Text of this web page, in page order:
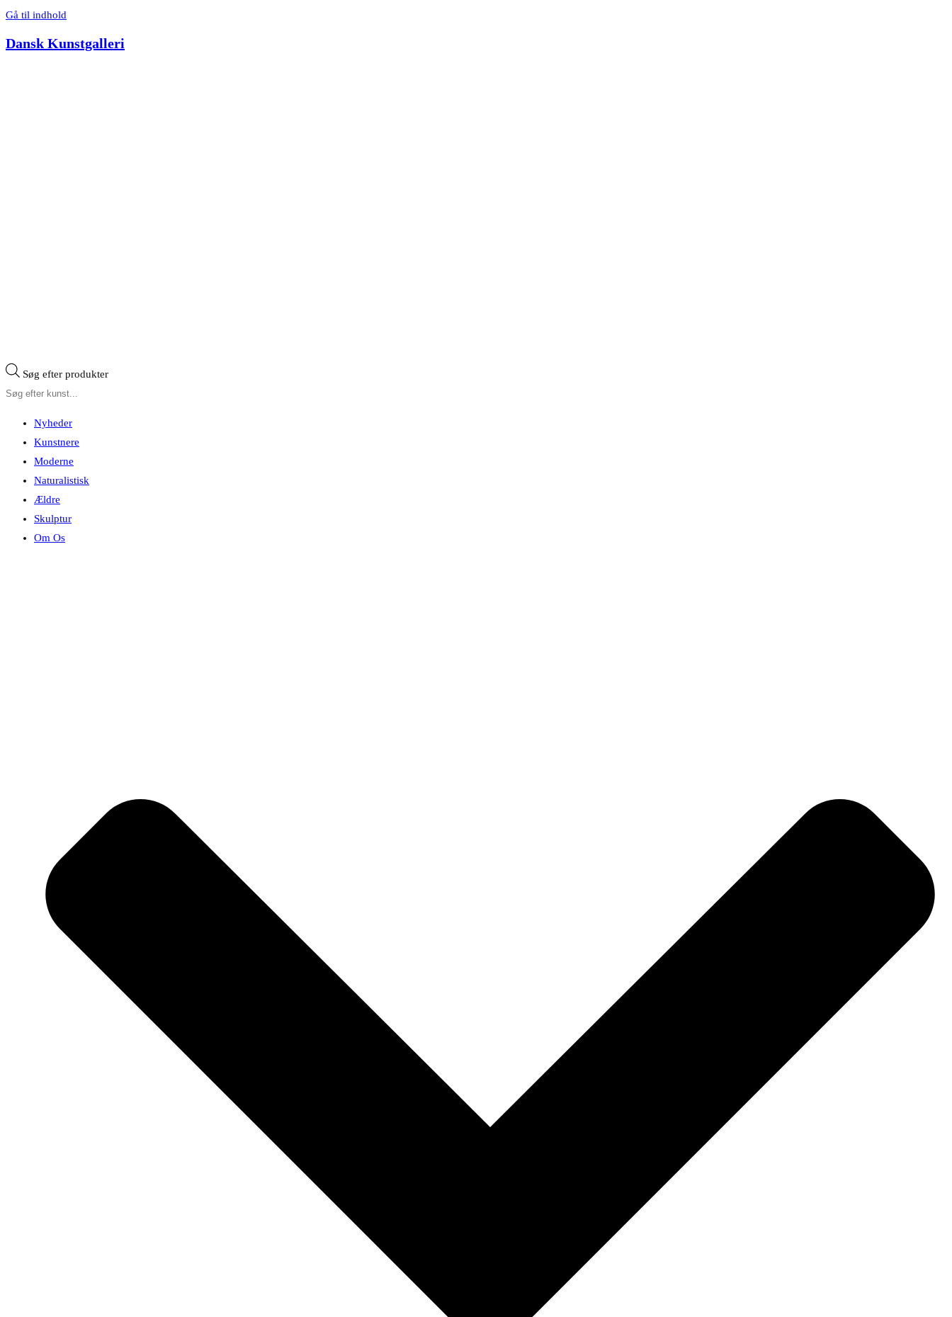
Gå til indhold
Dansk Kunstgalleri
Søg efter produkter
Nyheder
Kunstnere
Moderne
Naturalistisk
Ældre
Skulptur
Om Os